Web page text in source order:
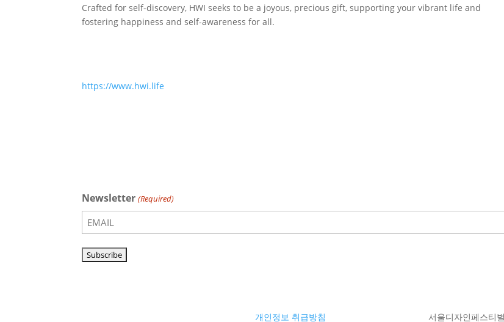
Crafted for self-discovery, HWI seeks to be a joyous, precious gift, supporting your vibrant life and
fostering happiness and self-awareness for all.
https://www.hwi.life
Newsletter (Required)
개인정보 취급방침 서울디자인페스티